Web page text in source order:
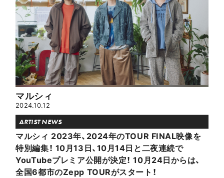
マルシィ
2024.10.12
ARTIST NEWS
マルシィ 2023年、2024年のTOUR FINAL映像を
特別編集！ 10月13日、10月14日と二夜連続で
YouTubeプレミア公開が決定！ 10月24日からは、
全国6都市のZepp TOURがスタート！